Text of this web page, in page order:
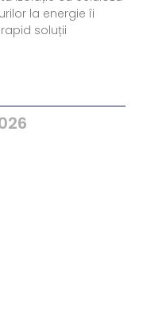
la energie îi
soluții